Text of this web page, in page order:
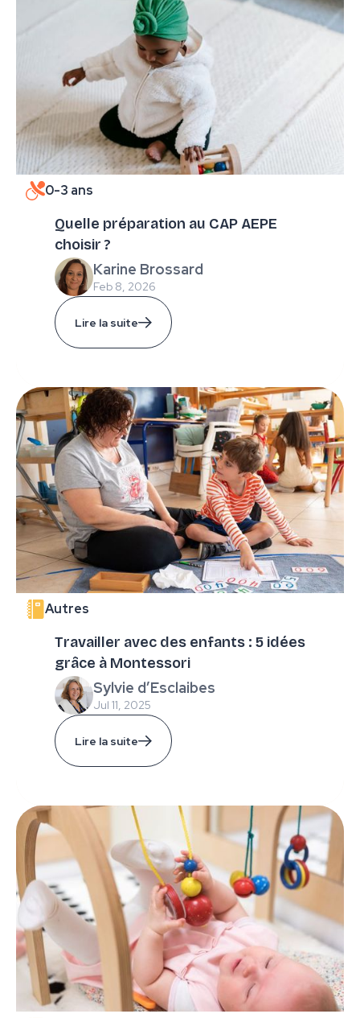
0-3 ans
Quelle préparation au CAP AEPE
choisir ?
Karine Brossard
Feb 8, 2026
Lire la suite
Autres
Travailler avec des enfants : 5 idées
grâce à Montessori
Sylvie d’Esclaibes
Jul 11, 2025
Lire la suite